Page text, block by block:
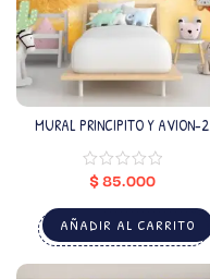
MURAL PRINCIPITO Y AVION-2
$85.000
AÑADIR AL CARRITO